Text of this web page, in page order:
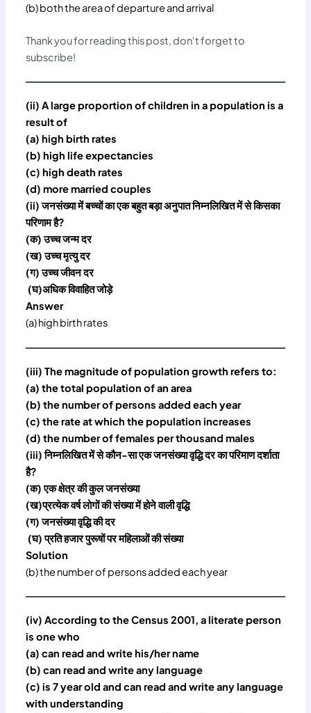
(b) both the area of departure and arrival
Thank you for reading this post, don't forget to
subscribe!
(ii) A large proportion of children in a population is a
result of
(a) high birth rates
(b) high life expectancies
(c) high death rates
(d) more married couples
(ii) जनसंख्या में बच्चों का एक बहुत बड़ा अनुपात निम्नलिखित में से किसका
परिणाम है?
(क) उच्च जन्म दर
(ख) उच्च मृत्यु दर
(ग) उच्च जीवन दर
(घ)अधिक विवाहित जोड़े
Answer
(a) high birth rates
(iii) The magnitude of population growth refers to:
(a) the total population of an area
(b) the number of persons added each year
(c) the rate at which the population increases
(d) the number of females per thousand males
(iii) निम्नलिखित में से कौन-सा एक जनसंख्या वृद्धि दर का परिमाण दर्शाता
है?
(क) एक क्षेत्र की कुल जनसंख्या
(ख)प्रत्येक वर्ष लोगों की संख्या में होने वाली वृद्धि
(ग) जनसंख्या वृद्धि की दर
(घ) प्रति हजार पुरूषों पर महिलाओं की संख्या
Solution
(b) the number of persons added each year
(iv) According to the Census 2001, a literate person
is one who
(a) can read and write his/her name
(b) can read and write any language
(c) is 7 year old and can read and write any language
with understanding